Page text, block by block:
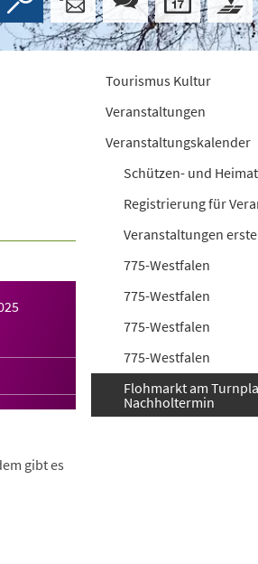
gibt es
Tourismus Kultur
Veranstaltungen
Veranstaltungskalender
Schützen- und
Registrierung für
Veranstaltungen
775-Westfalen
775-Westfalen
775-Westfalen
775-Westfalen
Flohmarkt am
Nachholtermin